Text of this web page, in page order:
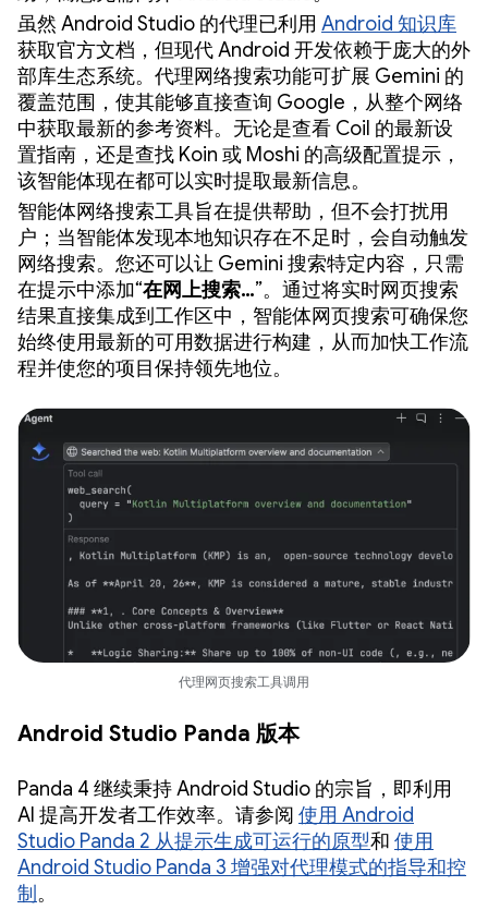
虽然 Android Studio 的代理已利用 Android 知识库
获取官方文档，但现代 Android 开发依赖于庞大的外
部库生态系统。代理网络搜索功能可扩展 Gemini 的
覆盖范围，使其能够直接查询 Google，从整个网络
中获取最新的参考资料。无论是查看 Coil 的最新设
置指南，还是查找 Koin 或 Moshi 的高级配置提示，
该智能体现在都可以实时提取最新信息。
智能体网络搜索工具旨在提供帮助，但不会打扰用
户；当智能体发现本地知识存在不足时，会自动触发
网络搜索。您还可以让 Gemini 搜索特定内容，只需
在提示中添加“在网上搜索…”。通过将实时网页搜索
结果直接集成到工作区中，智能体网页搜索可确保您
始终使用最新的可用数据进行构建，从而加快工作流
程并使您的项目保持领先地位。
代理网页搜索工具调用
Android Studio Panda 版本
Panda 4 继续秉持 Android Studio 的宗旨，即利用
AI 提高开发者工作效率。请参阅 使用 Android
Studio Panda 2 从提示生成可运行的原型和 使用
Android Studio Panda 3 增强对代理模式的指导和控
制 。